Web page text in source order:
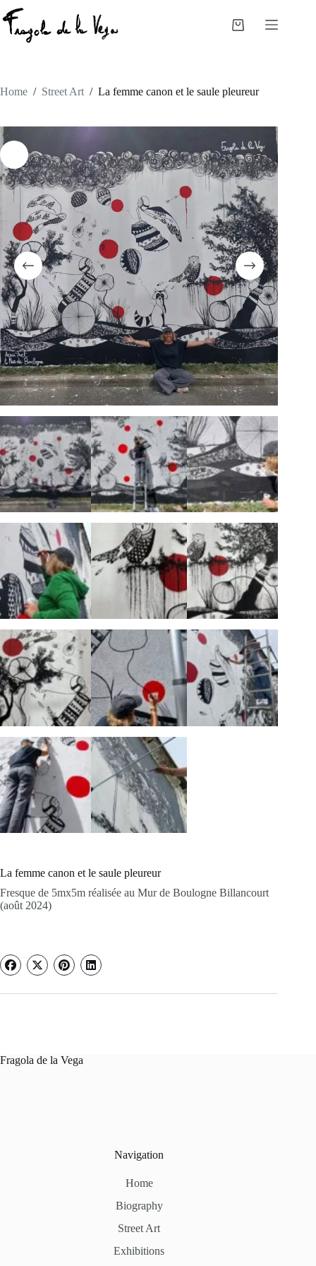
Skip
to
content
Shopping
Home / Street Art / La femme canon et le saule pleureur
La femme canon et le saule pleureur
Fresque de 5mx5m réalisée au Mur de Boulogne Billancourt
(août 2024)
Fragola de la Vega
Navigation
Home
Biography
Street Art
Exhibitions